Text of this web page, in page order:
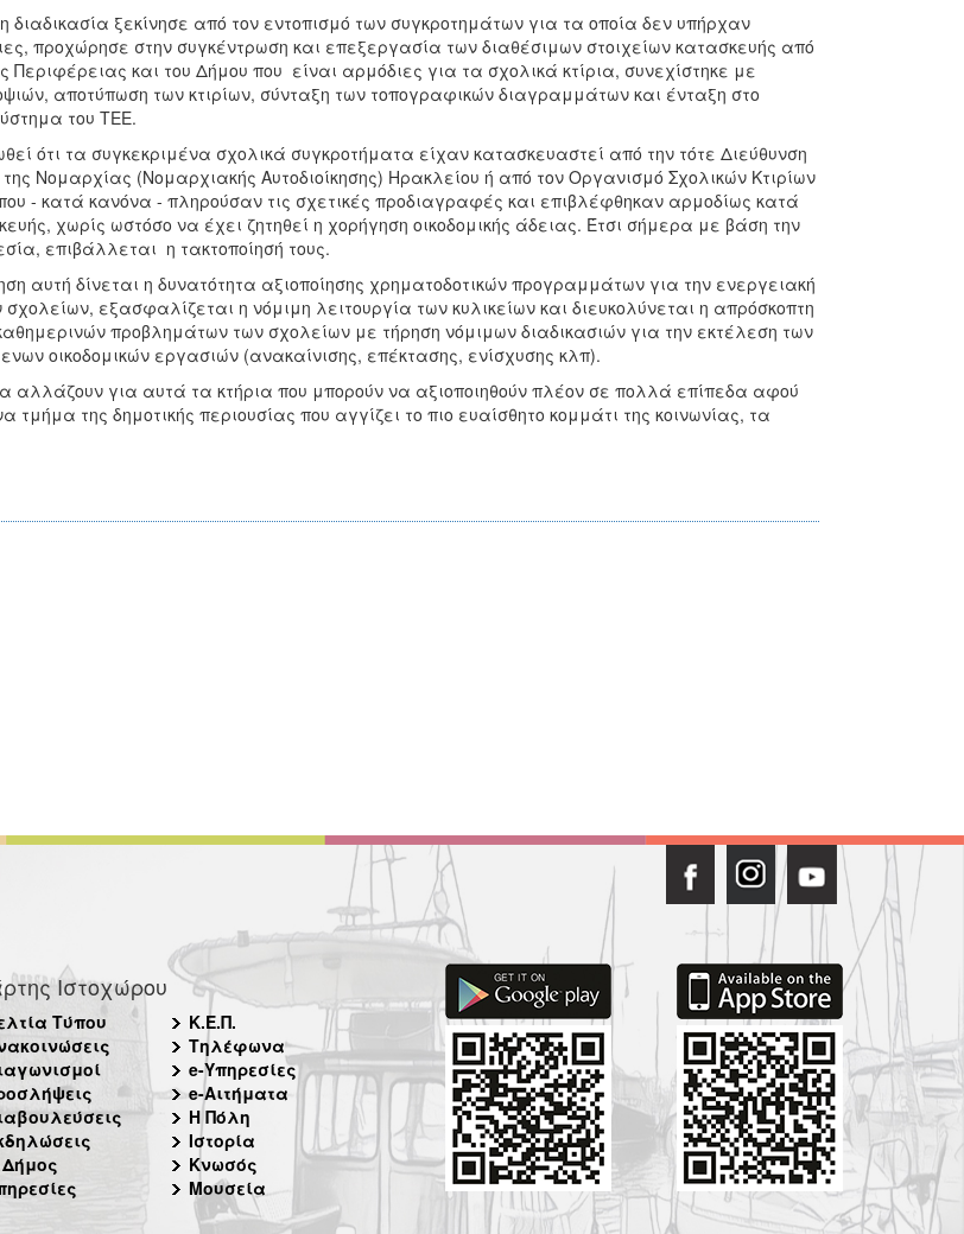
διαδικασία ξεκίνησε από τον εντοπισμό των συγκροτημάτων για τα οποία δεν υπήρχαν
προχώρησε στην συγκέντρωση και επεξεργασία των διαθέσιμων στοιχείων κατασκευής από
Περιφέρειας και του Δήμου που είναι αρμόδιες για τα σχολικά κτίρια, συνεχίστηκε με
αποτύπωση των κτιρίων, σύνταξη των τοπογραφικών διαγραμμάτων και ένταξη στο
του ΤΕΕ.
ότι τα συγκεκριμένα σχολικά συγκροτήματα είχαν κατασκευαστεί από την τότε Διεύθυνση
Νομαρχίας (Νομαρχιακής Αυτοδιοίκησης) Ηρακλείου ή από τον Οργανισμό Σχολικών Κτιρίων
- κατά κανόνα - πληρούσαν τις σχετικές προδιαγραφές και επιβλέφθηκαν αρμοδίως κατά
χωρίς ωστόσο να έχει ζητηθεί η χορήγηση οικοδομικής άδειας. Έτσι σήμερα με βάση την
επιβάλλεται η τακτοποίησή τους.
αυτή δίνεται η δυνατότητα αξιοποίησης χρηματοδοτικών προγραμμάτων για την ενεργειακή
εξασφαλίζεται η νόμιμη λειτουργία των κυλικείων και διευκολύνεται η απρόσκοπτη
προβλημάτων των σχολείων με τήρηση νόμιμων διαδικασιών για την εκτέλεση των
οικοδομικών εργασιών (ανακαίνισης, επέκτασης, ενίσχυσης κλπ).
αλλάζουν για αυτά τα κτήρια που μπορούν να αξιοποιηθούν πλέον σε πολλά επίπεδα αφού
τμήμα της δημοτικής περιουσίας που αγγίζει το πιο ευαίσθητο κομμάτι της κοινωνίας, τα
Ιστοχώρου
Τύπου
Κ.Ε.Π.
Τηλέφωνα
e-Υπηρεσίες
e-Αιτήματα
Η Πόλη
Ιστορία
Κνωσός
Μουσεία